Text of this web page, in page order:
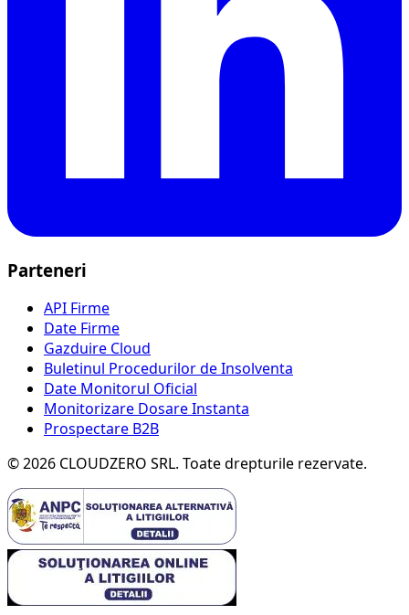
Parteneri
API Firme
Date Firme
Gazduire Cloud
Buletinul Procedurilor de Insolventa
Date Monitorul Oficial
Monitorizare Dosare Instanta
Prospectare B2B
©2026 CLOUDZERO SRL. Toate drepturile rezervate.